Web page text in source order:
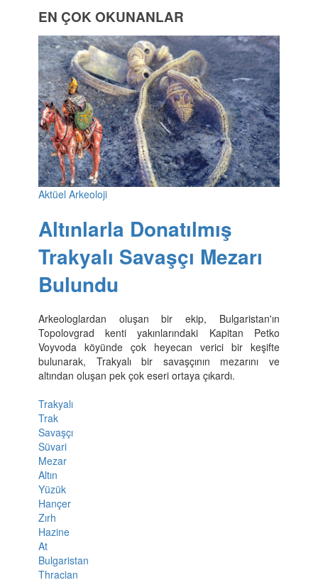
EN ÇOK OKUNANLAR
Aktüel Arkeoloji
Altınlarla Donatılmış
Trakyalı Savaşçı Mezarı
Bulundu
Arkeologlardan oluşan bir ekip, Bulgaristan'ın
Topolovgrad kenti yakınlarındaki Kapitan Petko
Voyvoda köyünde çok heyecan verici bir keşifte
bulunarak, Trakyalı bir savaşçının mezarını ve
altından oluşan pek çok eseri ortaya çıkardı.
Trakyalı
Trak
Savaşçı
Süvari
Mezar
Altın
Yüzük
Hançer
Zırh
Hazine
At
Bulgaristan
Thracian